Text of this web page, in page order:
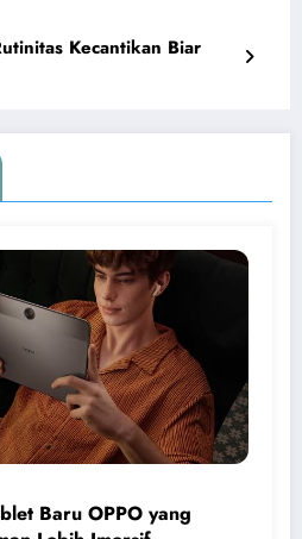
Kecantikan Biar
Baru OPPO yang